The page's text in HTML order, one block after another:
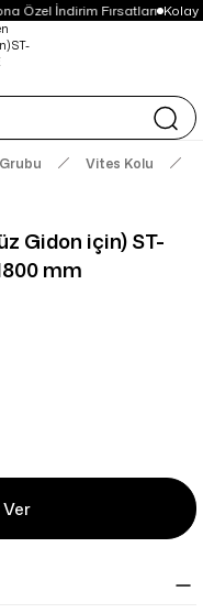
Özel İndirim Fırsatları Kolay
Vites Kolu
Gidon için) ST-
mm